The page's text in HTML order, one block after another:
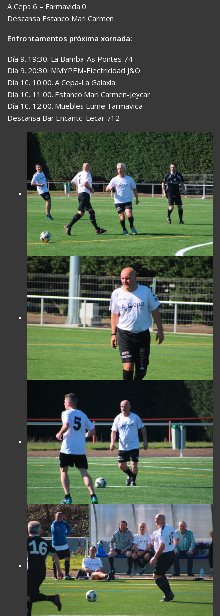
A Cepa 6 – Farmavida 0
Descansa Estanco Mari Carmen
Enfrontamentos próxima xornada:
Día 9. 19:30. La Bamba-As Pontes 74
Día 9. 20:30. MMYPEM-Electricidad J&O
Día 10. 10:00. A Cepa-La Galaxia
Día 10. 11:00. Estanco Mari Carmen-Jeycar
Día 10. 12:00. Muebles Eume-Farmavida
Descansa Bar Encanto-Lecar 712